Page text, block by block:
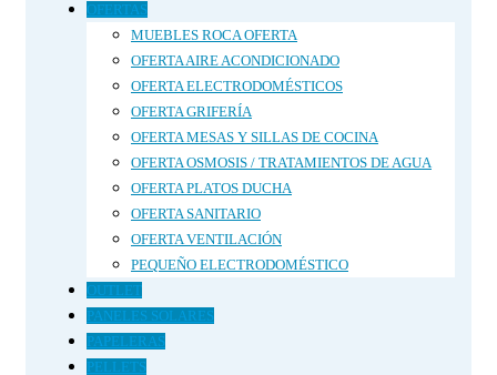
OFERTAS
MUEBLES ROCA OFERTA
OFERTA AIRE ACONDICIONADO
OFERTA ELECTRODOMÉSTICOS
OFERTA GRIFERÍA
OFERTA MESAS Y SILLAS DE COCINA
OFERTA OSMOSIS / TRATAMIENTOS DE AGUA
OFERTA PLATOS DUCHA
OFERTA SANITARIO
OFERTA VENTILACIÓN
PEQUEÑO ELECTRODOMÉSTICO
OUTLET
PANELES SOLARES
PAPELERAS
PELLETS